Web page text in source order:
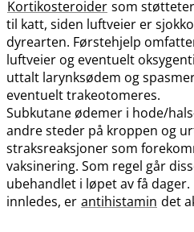
Kortikosteroider som
til katt, siden luftveier er
dyrearten. Førstehjelp
luftveier og eventuelt
uttalt larynksødem og
eventuelt trakeotomeres.
Subkutane ødemer i hode​/​
andre steder på kroppen og
straksreaksjoner som
vaksinering. Som regel går
ubehandlet i løpet av få
innledes, er antihistamin det